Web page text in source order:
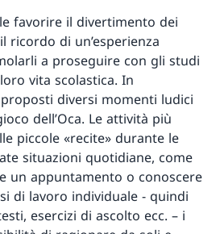
favorire il divertimento dei
ricordo di un’esperienza
a proseguire con gli studi
vita scolastica. In
diversi momenti ludici
dell’Oca. Le attività più
piccole «recite» durante le
situazioni quotidiane, come
un appuntamento o conoscere
di lavoro individuale - quindi
esercizi di ascolto ecc. – i